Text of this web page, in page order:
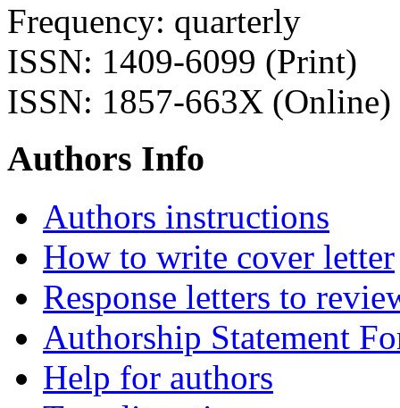
Frequency: quarterly
ISSN: 1409-6099 (Print)
ISSN: 1857-663X (Online)
Authors Info
Authors instructions
How to write cover letter
Response letters to
Authorship Statement
Help for authors